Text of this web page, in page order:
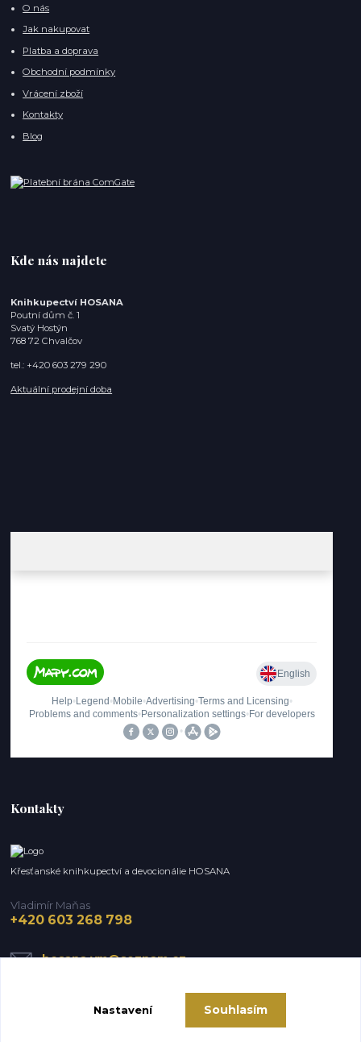
O nás
Jak nakupovat
Platba a doprava
Obchodní podmínky
Vrácení zboží
Kontakty
Blog
Kde nás najdete
Knihkupectví HOSANA
Poutní dům č. 1
Svatý Hostýn
768 72 Chvalčov
tel.: +420 603 279 290
Aktuální prodejní doba
Kontakty
Křesťanské knihkupectví a devocionálie HOSANA
Vladimír Maňas
+420 603 268 798
hosana.vm@seznam.cz
Nastavení Souhlasím